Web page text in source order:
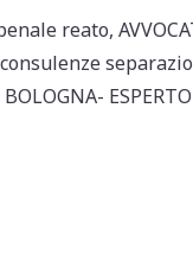
ai
l
n
di
vi
reato,
BOLOGNA-